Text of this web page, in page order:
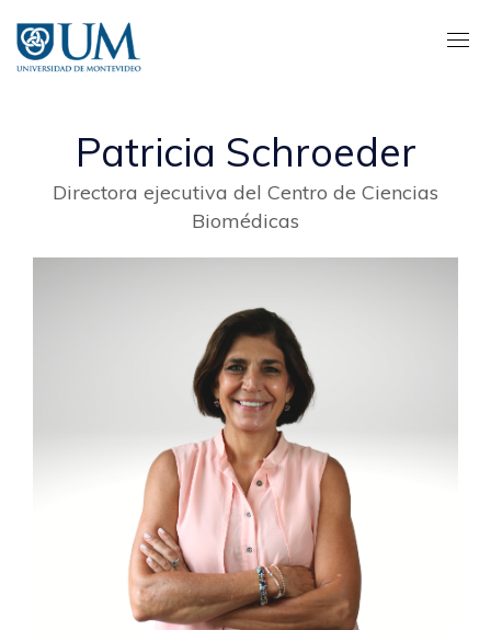
contenido
principal
Patricia Schroeder
Directora ejecutiva del Centro de Ciencias
Biomédicas